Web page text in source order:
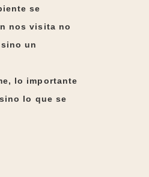
se
nos visita no
un
lo importante
lo que se